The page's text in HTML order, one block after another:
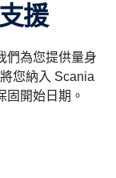
援
們為您提供量身
您納入 Scania
固開始日期。